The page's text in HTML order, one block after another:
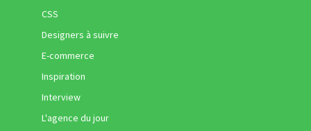
CSS
Designers à suivre
E-commerce
Inspiration
Interview
L'agence du jour